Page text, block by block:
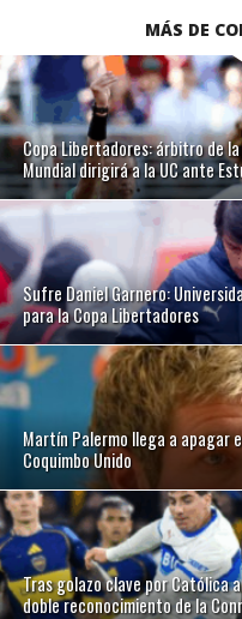
MÁS DE
Copa Libertadores: árbitro de
Mundial dirigirá a la UC ante
Sufre Daniel Garnero:
para la Copa Libertadores
Martín Palermo llega a apagar
Coquimbo Unido
Tras golazo clave por Católica
doble reconocimiento de la